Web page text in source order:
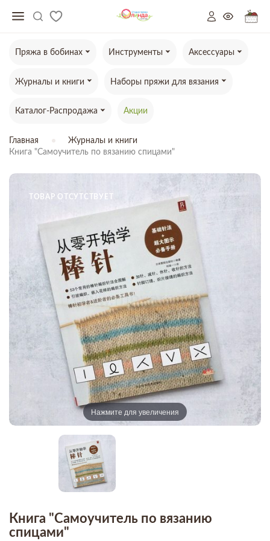
Пряжа в бобинах Инструменты Аксессуары
Журналы и книги Наборы пряжи для вязания
Каталог-Распродажа Акции
Главная
Журналы и книги
Книга "Самоучитель по вязанию спицами"
ТОВАР ОТСУТСТВУЕТ
Нажмите для увеличения
Книга "Самоучитель по вязанию
спицами"